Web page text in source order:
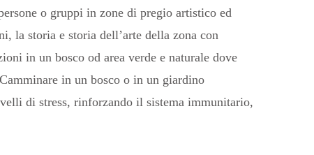
o gruppi in zone di pregio artistico ed
la storia e storia dell’arte della zona con
in un bosco od area verde e naturale dove
in un bosco o in un giardino
di stress, rinforzando il sistema immunitario,